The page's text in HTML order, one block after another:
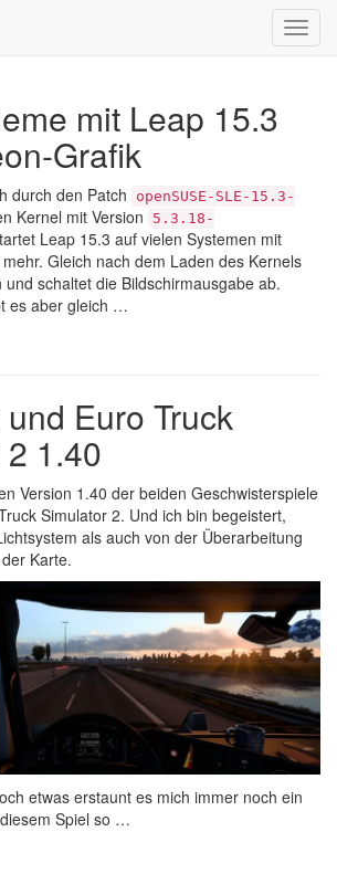
mit Leap 15.3
Grafik
durch den Patch
openSUSE-SLE-15.3-
Kernel mit Version
5.3.18-
Leap 15.3 auf vielen Systemen mit
Gleich nach dem Laden des Kernels
schaltet die Bildschirmausgabe ab.
es aber gleich …
Euro Truck
1.40
Version 1.40 der beiden Geschwisterspiele
Simulator 2. Und ich bin begeistert,
als auch von der Überarbeitung
Karte.
etwas erstaunt es mich immer noch ein
Spiel so …